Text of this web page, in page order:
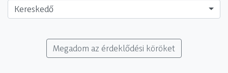
Kereskedő
Megadom az érdeklődési köröket